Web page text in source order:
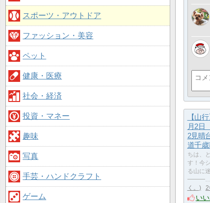
【山
月2日
2見晴
道千歳
ちは、
す！今
る山に
━━━…
く。
いい
スポーツ・アウトドア
ファッション・美容
ペット
健康・医療
社会・経済
投資・マネー
趣味
写真
手芸・ハンドクラフト
ゲーム